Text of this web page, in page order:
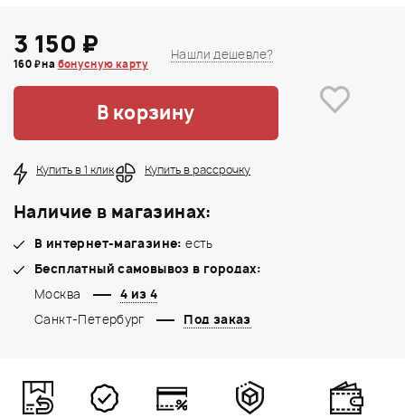
3 150 ₽
160 ₽ на бонусную карту
Нашли дешевле?
В корзину
Купить в 1 клик Купить в рассрочку
Наличие в магазинах:
В интернет-магазине: есть
Бесплатный самовывоз в городах:
Москва
4 из 4
Санкт-Петербург
Под заказ